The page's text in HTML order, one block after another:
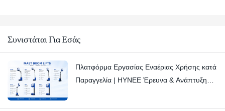
Συνιστάται Για Εσάς
Πλατφόρμα Εργασίας Εναέριας Χρήσης κατά
Παραγγελία | HYNEE Έρευνα & Ανάπτυξη
Βιομηχανικά Σενάρια